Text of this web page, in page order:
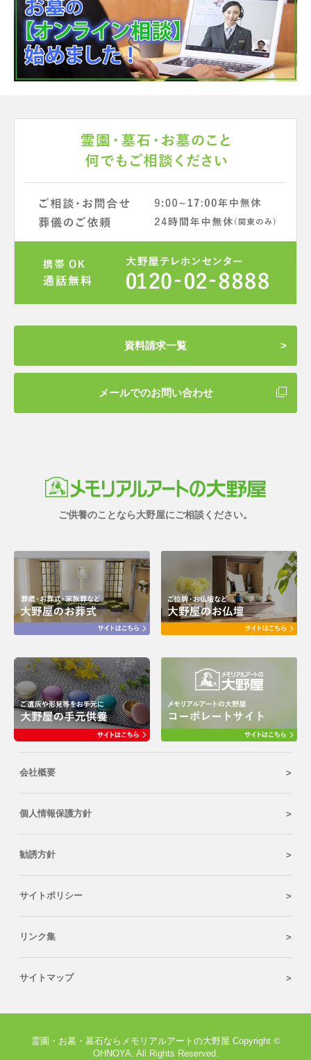
資料請求一覧
メールでのお問い合わせ
ご供養のことなら大野屋にご相談ください。
会社概要
個人情報保護方針
勧誘方針
サイトポリシー
リンク集
サイトマップ
霊園・お墓・墓石ならメモリアルアートの大野屋 Copyright ©
OHNOYA. All Rights Reserved.